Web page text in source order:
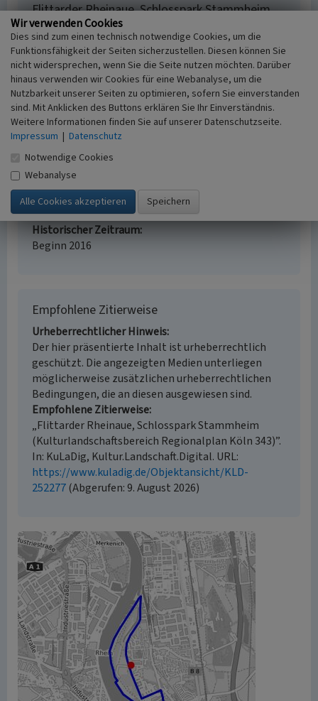
Flittarder Rheinaue, Schlosspark Stammheim
(Kulturlandschaftsbereich Regionalplan Köln
343)
Schlagwörter
Kulturlandschaftsbereich Aue Gehölz (Landschaft)
Obstwiese Wasserturm Kläranlage Schlosspark
Kirchengebäude Optischer Telegraf
Fachsicht(en)
Kulturlandschaftspflege, Denkmalpflege,
Landeskunde, Raumplanung
Erfassungsmaßstab
i.d.R. 1:25.000 (kleiner als 1:20.000)
Erfassungsmethode
Literaturauswertung
Historischer Zeitraum
Beginn 2016
Empfohlene Zitierweise
Urheberrechtlicher Hinweis
Der hier präsentierte Inhalt ist urheberrechtlich
geschützt. Die angezeigten Medien unterliegen
möglicherweise zusätzlichen urheberrechtlichen
Bedingungen, die an diesen ausgewiesen sind.
Empfohlene Zitierweise
„Flittarder Rheinaue, Schlosspark Stammheim
(Kulturlandschaftsbereich Regionalplan Köln 343)”.
In: KuLaDig, Kultur.Landschaft.Digital. URL:
https://www.kuladig.de/Objektansicht/KLD-
252277(Abgerufen: 9. August 2026)
Wir verwenden Cookies
Dies sind zum einen technisch notwendige Cookies, um die
Funktionsfähigkeit der Seiten sicherzustellen. Diesen können Sie
nicht widersprechen, wenn Sie die Seite nutzen möchten. Darüber
hinaus verwenden wir Cookies für eine Webanalyse, um die
Nutzbarkeit unserer Seiten zu optimieren, sofern Sie einverstanden
sind. Mit Anklicken des Buttons erklären Sie Ihr Einverständnis.
Weitere Informationen finden Sie auf unserer Datenschutzseite.
Impressum | Datenschutz
Notwendige Cookies
Webanalyse